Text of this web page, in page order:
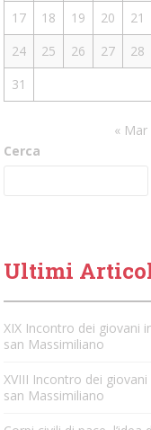
17
18 19 20 21
24
25 26 27 28
31
« Mar
Cerca
Ultimi
XIX Incontro dei giovani
san Massimiliano
XVIII Incontro dei
san Massimiliano